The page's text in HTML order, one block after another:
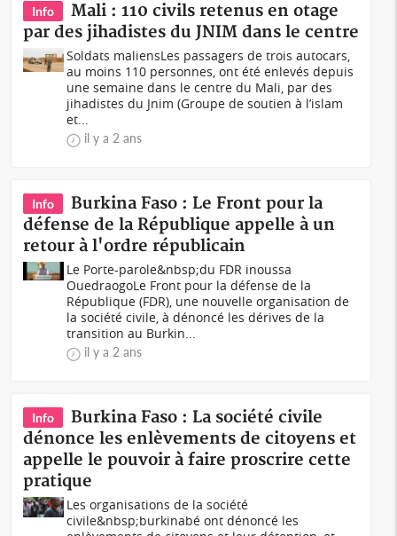
Info
Mali : 110 civils retenus en otage
par des jihadistes du JNIM dans le centre
Soldats maliensLes passagers de trois autocars,
au moins 110 personnes, ont été enlevés depuis
une semaine dans le centre du Mali, par des
jihadistes du Jnim (Groupe de soutien à l’islam
et...
il y a 2 ans
Info
Burkina Faso : Le Front pour la
défense de la République appelle à un
retour à l'ordre républicain
Le Porte-parole&nbsp;du FDR inoussa
OuedraogoLe Front pour la défense de la
République (FDR), une nouvelle organisation de
la société civile, à dénoncé les dérives de la
transition au Burkin...
il y a 2 ans
Info
Burkina Faso : La société civile
dénonce les enlèvements de citoyens et
appelle le pouvoir à faire proscrire cette
pratique
Les organisations de la société
civile&nbsp;burkinabé ont dénoncé les